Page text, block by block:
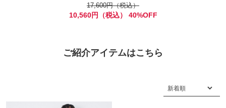
17,600円（税込）
10,560円（税込） 40%OFF
ご紹介アイテムはこちら